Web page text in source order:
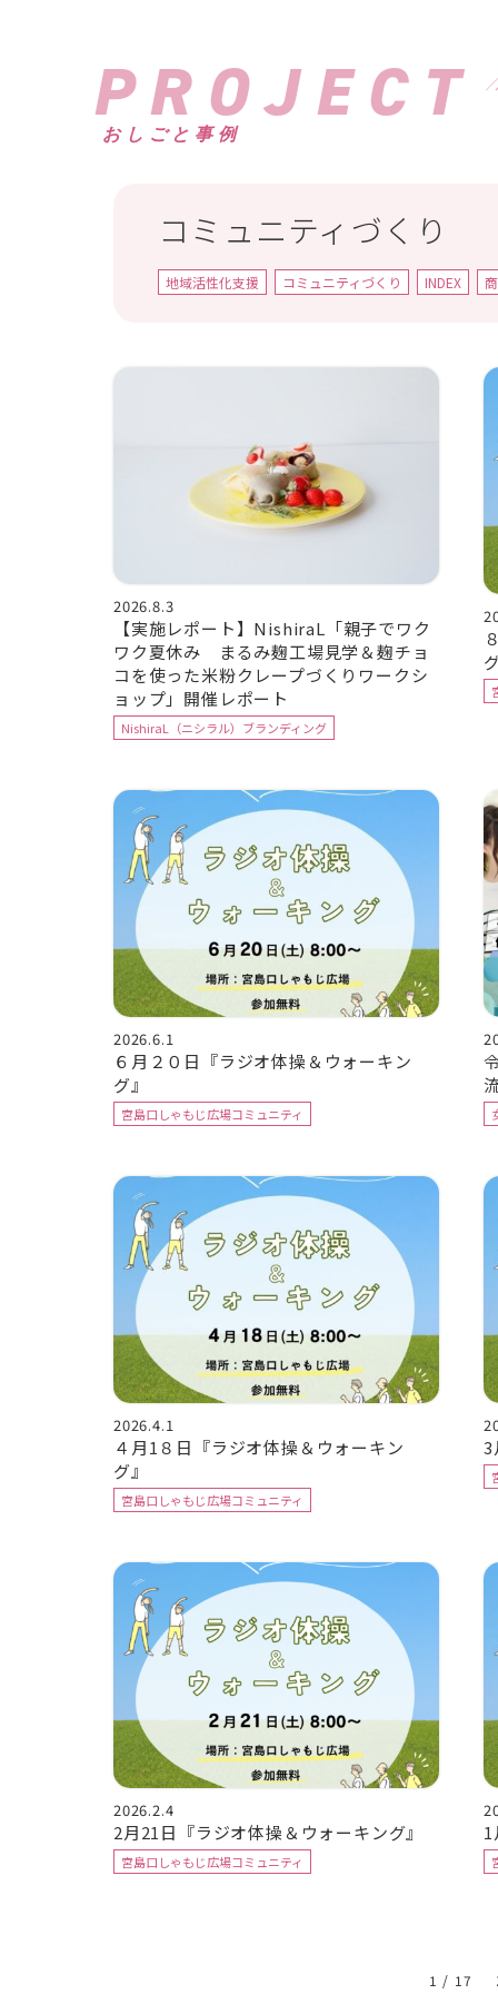
PROJECT
おしごと事例
コミュニティづくり
地域活性化支援 コミュニティづくり INDEX
2026.8.3
【実施レポート】NishiraL「親子でワク
ワク夏休み まるみ麹工場見学＆麹チョ
コを使った米粉クレープづくりワークシ
ョップ」開催レポート
NishiraL（ニシラル）ブランディング
2026.6.1
６月２０日『ラジオ体操＆ウォーキン
グ』
宮島口しゃもじ広場コミュニティ
2026.4.1
４月1８日『ラジオ体操＆ウォーキン
グ』
宮島口しゃもじ広場コミュニティ
3
2026.2.4
2月21日『ラジオ体操＆ウォーキング』
宮島口しゃもじ広場コミュニティ
1 / 17